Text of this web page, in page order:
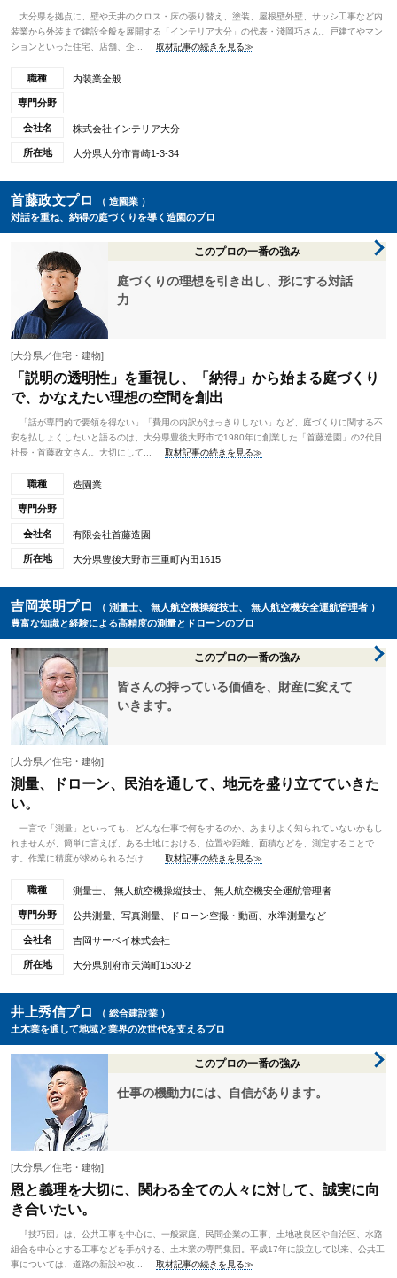
大分県を拠点に、壁や天井のクロス・床の張り替え、塗装、屋根壁外壁、サッシ工事など内
装業から外装まで建設全般を展開する「インテリア大分」の代表・淺岡巧さん。戸建てやマン
ションといった住宅、店舗、企...
取材記事の続きを見る≫
職種 内装業全般
専門分野
会社名 株式会社インテリア大分
所在地 大分県大分市青崎1-3-34
首藤政文プロ
（ 造園業 ）
対話を重ね、納得の庭づくりを導く造園のプロ
このプロの一番の強み
庭づくりの理想を引き出し、形にする対話
力
[大分県／住宅・建物]
「説明の透明性」を重視し、「納得」から始まる庭づくり
で、かなえたい理想の空間を創出
「話が専門的で要領を得ない」「費用の内訳がはっきりしない」など、庭づくりに関する不
安を払しょくしたいと語るのは、大分県豊後大野市で1980年に創業した「首藤造園」の2代目
社長・首藤政文さん。大切にして...
取材記事の続きを見る≫
職種 造園業
専門分野
会社名 有限会社首藤造園
所在地 大分県豊後大野市三重町内田1615
吉岡英明プロ
（ 測量士、 無人航空機操縦技士、 無人航空機安全運航管理者 ）
豊富な知識と経験による高精度の測量とドローンのプロ
このプロの一番の強み
皆さんの持っている価値を、財産に変えて
いきます。
[大分県／住宅・建物]
測量、ドローン、民泊を通して、地元を盛り立てていきた
い。
一言で「測量」といっても、どんな仕事で何をするのか、あまりよく知られていないかもし
れませんが、簡単に言えば、ある土地における、位置や距離、面積などを、測定することで
す。作業に精度が求められるだけ...
取材記事の続きを見る≫
職種 測量士、 無人航空機操縦技士、 無人航空機安全運航管理者
専門分野 公共測量、写真測量、ドローン空撮・動画、水準測量など
会社名 吉岡サーベイ株式会社
所在地 大分県別府市天満町1530-2
井上秀信プロ
（ 総合建設業 ）
土木業を通して地域と業界の次世代を支えるプロ
このプロの一番の強み
仕事の機動力には、自信があります。
[大分県／住宅・建物]
恩と義理を大切に、関わる全ての人々に対して、誠実に向
き合いたい。
『技巧団』は、公共工事を中心に、一般家庭、民間企業の工事、土地改良区や自治区、水路
組合を中心とする工事などを手がける、土木業の専門集団。平成17年に設立して以来、公共工
事については、道路の新設や改...
取材記事の続きを見る≫